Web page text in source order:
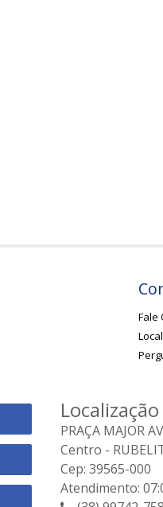
Fale
Localização
PRAÇA MAJOR
Centro -
Cep: 39565-000
Atendimento: